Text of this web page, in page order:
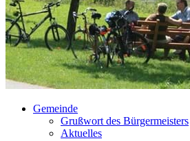
Gemeinde
Grußwort des Bürgermeisters
Aktuelles